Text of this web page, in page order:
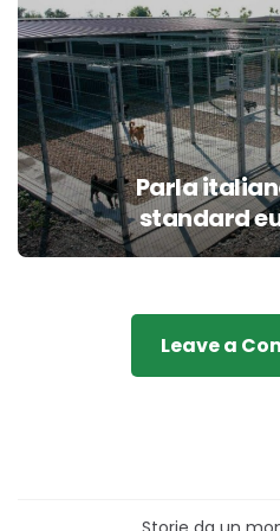
Parla
standard
Leave a